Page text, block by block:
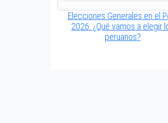
Elecciones Generales en el
2026: ¿Qué vamos a elegir
peruanos?